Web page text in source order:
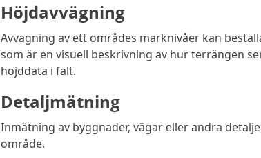
Höjdavvägning
Avvägning av ett områdes marknivåer kan
som är en visuell beskrivning av hur terrängen
höjddata i fält.
Detaljmätning
Inmätning av byggnader, vägar eller andra
område.